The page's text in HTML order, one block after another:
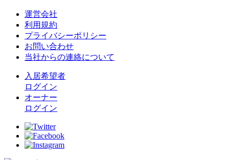
運営会社
利用規約
プライバシーポリシー
お問い合わせ
当社からの連絡について
入居希望者
ログイン
オーナー
ログイン